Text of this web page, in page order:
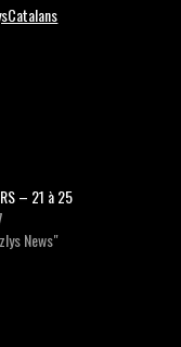
– 21 à 25
News"